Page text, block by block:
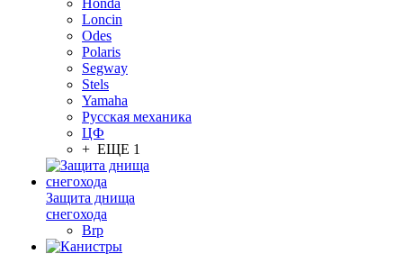
Honda
Loncin
Odes
Polaris
Segway
Stels
Yamaha
Русская механика
ЦФ
+ ЕЩЕ 1
Защита днища
снегохода
Brp